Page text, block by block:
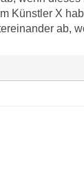
Künstler X
ab,